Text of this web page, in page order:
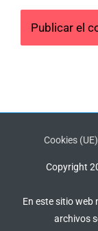
Cookies (UE)
Copyright
En este sitio web
archivos